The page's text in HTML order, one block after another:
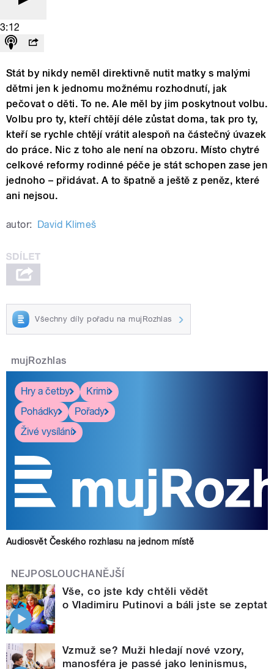
3:12
Stát by nikdy neměl direktivně nutit matky s malými
dětmi jen k jednomu možnému rozhodnutí, jak
pečovat o děti. To ne. Ale měl by jim poskytnout volbu.
Volbu pro ty, kteří chtějí déle zůstat doma, tak pro ty,
kteří se rychle chtějí vrátit alespoň na částečný úvazek
do práce. Nic z toho ale není na obzoru. Místo chytré
celkové reformy rodinné péče je stát schopen zase jen
jednoho – přidávat. A to špatně a ještě z peněz, které
ani nejsou.
autor: David Klimeš
Všechny díly pořadu na mujRozhlas
mujRozhlas
Hry a četby
Krimi
Pohádky
Pořady
Živé vysílání
Audiosvět Českého rozhlasu na jednom místě
NEJPOSLOUCHANĚJŠÍ
Vše, co jste kdy chtěli vědět
o Vladimiru Putinovi a báli jste se zeptat
Vzmuž se? Muži hledají nové vzory,
manosféra je passé jako leninismus,